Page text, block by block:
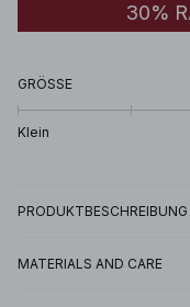
30%
GRÖSSE
Klein
PRODUKTBESCHREIBUNG
MATERIALS AND CARE